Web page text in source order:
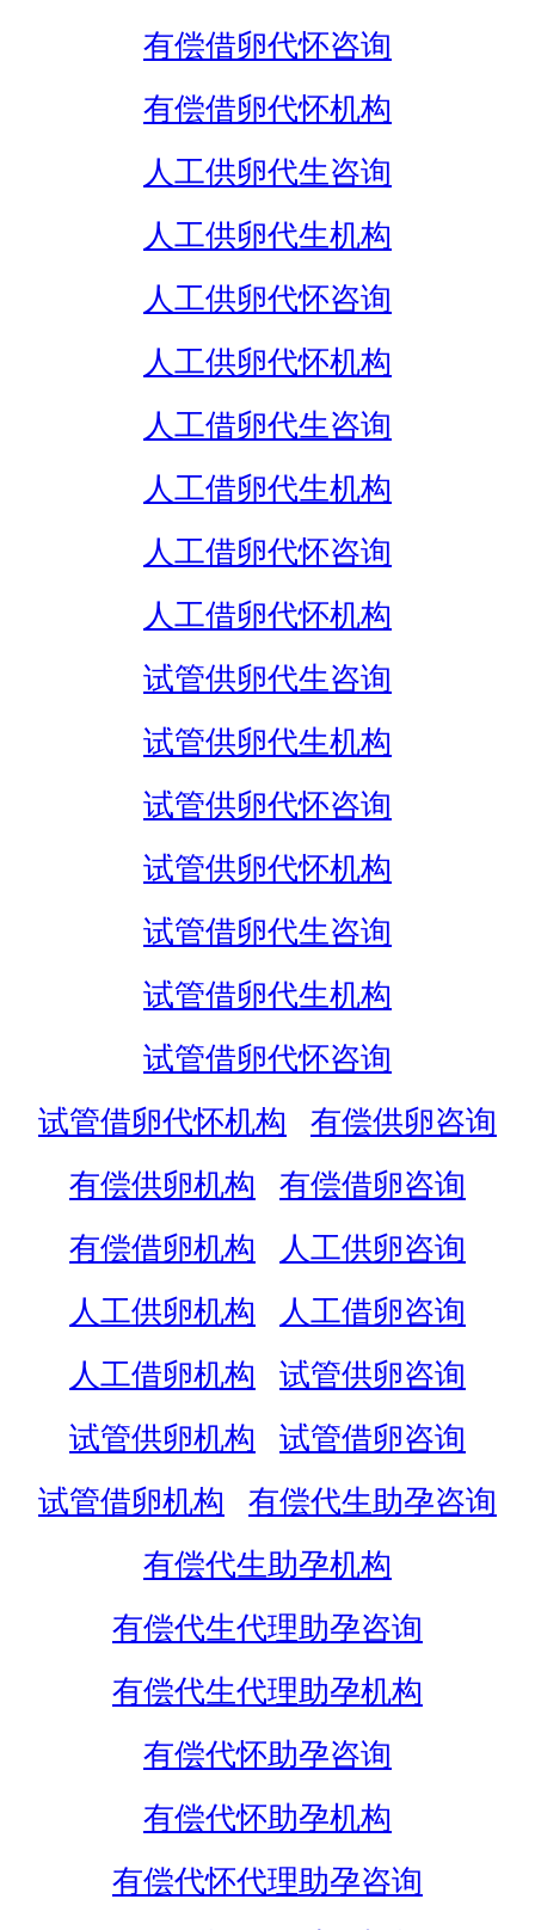
有偿借卵代怀咨询
有偿借卵代怀机构
人工供卵代生咨询
人工供卵代生机构
人工供卵代怀咨询
人工供卵代怀机构
人工借卵代生咨询
人工借卵代生机构
人工借卵代怀咨询
人工借卵代怀机构
试管供卵代生咨询
试管供卵代生机构
试管供卵代怀咨询
试管供卵代怀机构
试管借卵代生咨询
试管借卵代生机构
试管借卵代怀咨询
试管借卵代怀机构
有偿供卵咨询
有偿供卵机构
有偿借卵咨询
有偿借卵机构
人工供卵咨询
人工供卵机构
人工借卵咨询
人工借卵机构
试管供卵咨询
试管供卵机构
试管借卵咨询
试管借卵机构
有偿代生助孕咨询
有偿代生助孕机构
有偿代生代理助孕咨询
有偿代生代理助孕机构
有偿代怀助孕咨询
有偿代怀助孕机构
有偿代怀代理助孕咨询